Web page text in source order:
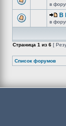
в
В
в
Страница 1 из 6 [
Список форумов